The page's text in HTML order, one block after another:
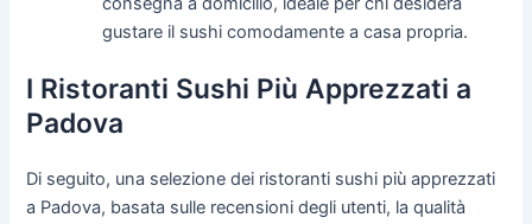
gustare il sushi comodamente a casa propria.
I Ristoranti Sushi Più Apprezzati a
Padova
Di seguito, una selezione dei ristoranti sushi più apprezzati
a Padova, basata sulle recensioni degli utenti, la qualità